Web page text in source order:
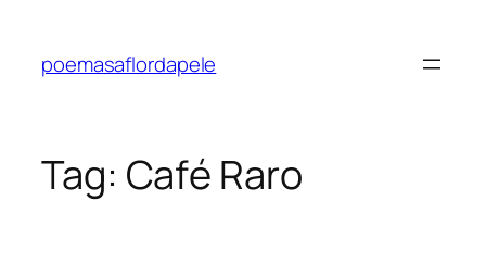
poemasaflordapele
Tag: Café Raro